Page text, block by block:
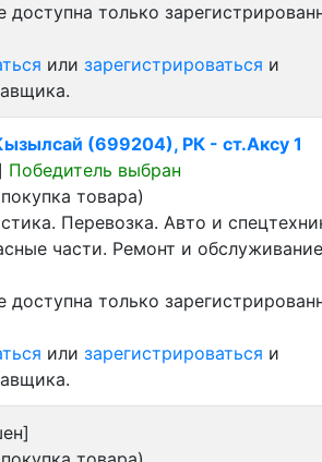
доступна только
или зарегистрироваться и
(699204), РК - ст.Аксу 1
Победитель выбран
товара)
Перевозка. Авто и
части. Ремонт и
доступна только
или зарегистрироваться и